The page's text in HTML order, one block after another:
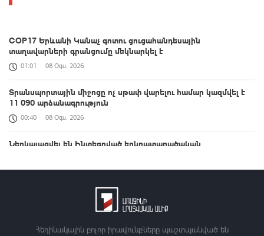
COP17 Երևանի Կանաչ գոտու ցուցահանդեսային
տաղավարների գրանցումը մեկնարկել է
01:01 08 Օգս, 2026
Տրանսպորտային միջոցը ոչ սթափ վարելու համար կազմվել է
11 090 արձանագրություն
00:40 08 Օգս, 2026
Ներկայացվել են Ինտեգրված երկրատարածական
ԱՄՆ Սենատը Ռուսաստանի դեմ լայնածավալ
00:21 08 Օգս, 2026
Հեղինակային բոլոր իրավունքները պաշտպանված են